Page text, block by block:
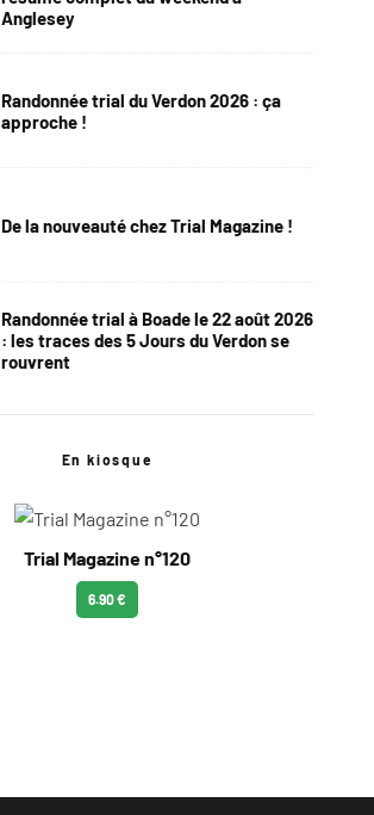
Anglesey
Randonnée trial du Verdon 2026 : ça
approche !
De la nouveauté chez Trial Magazine !
Randonnée trial à Boade le 22 août 2026
: les traces des 5 Jours du Verdon se
rouvrent
En kiosque
Trial Magazine n°120
6.90 €